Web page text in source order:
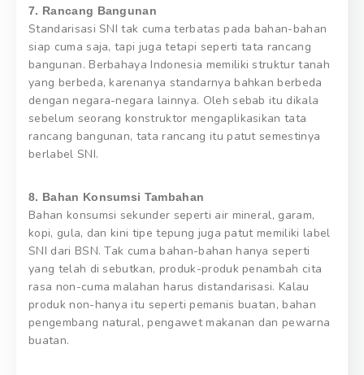
7. Rancang Bangunan
Standarisasi SNI tak cuma terbatas pada bahan-bahan
siap cuma saja, tapi juga tetapi seperti tata rancang
bangunan. Berbahaya Indonesia memiliki struktur tanah
yang berbeda, karenanya standarnya bahkan berbeda
dengan negara-negara lainnya. Oleh sebab itu dikala
sebelum seorang konstruktor mengaplikasikan tata
rancang bangunan, tata rancang itu patut semestinya
berlabel SNI.
8. Bahan Konsumsi Tambahan
Bahan konsumsi sekunder seperti air mineral, garam,
kopi, gula, dan kini tipe tepung juga patut memiliki label
SNI dari BSN. Tak cuma bahan-bahan hanya seperti
yang telah di sebutkan, produk-produk penambah cita
rasa non-cuma malahan harus distandarisasi. Kalau
produk non-hanya itu seperti pemanis buatan, bahan
pengembang natural, pengawet makanan dan pewarna
buatan.